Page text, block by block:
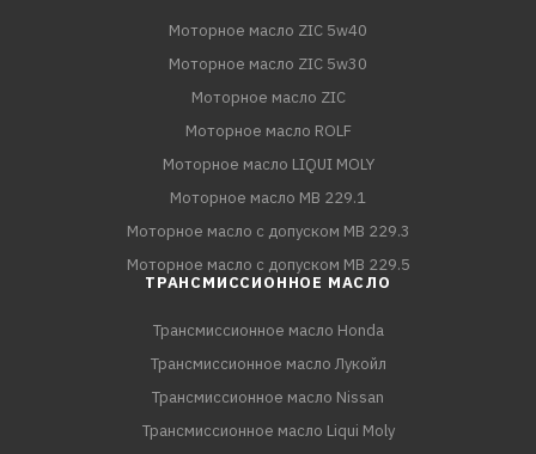
Моторное масло ZIC 5w40
Моторное масло ZIC 5w30
Моторное масло ZIC
Моторное масло ROLF
Моторное масло LIQUI MOLY
Моторное масло MB 229.1
Моторное масло с допуском MB 229.3
Моторное масло с допуском MB 229.5
ТРАНСМИССИОННОЕ МАСЛО
Трансмиссионное масло Honda
Трансмиссионное масло Лукойл
Трансмиссионное масло Nissan
Трансмиссионное масло Liqui Moly